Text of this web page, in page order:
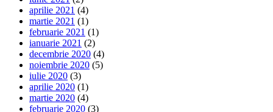
aprilie 2021 (4)
martie 2021 (1)
februarie 2021 (1)
ianuarie 2021 (2)
decembrie 2020 (4)
noiembrie 2020 (5)
iulie 2020 (3)
aprilie 2020 (1)
martie 2020 (4)
februarie 2020 (3)